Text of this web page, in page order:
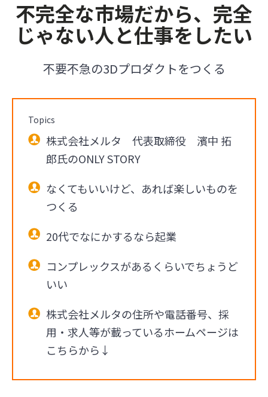
不完全な市場だから、完全
じゃない人と仕事をしたい
不要不急の3Dプロダクトをつくる
Topics
株式会社メルタ 代表取締役 濱中 拓
郎氏のONLY STORY
なくてもいいけど、あれば楽しいものを
つくる
20代でなにかするなら起業
コンプレックスがあるくらいでちょうど
いい
株式会社メルタの住所や電話番号、採
用・求人等が載っているホームページは
こちらから↓